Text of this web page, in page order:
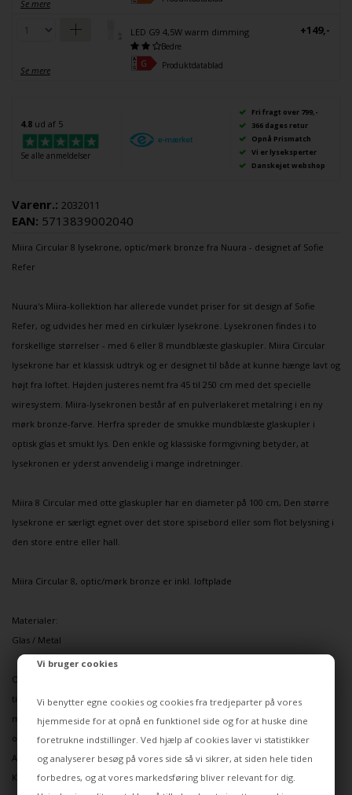
Vi bruger cookies
Vi benytter egne cookies og cookies fra tredjeparter på vores
hjemmeside for at opnå en funktionel side og for at huske dine
foretrukne indstillinger. Ved hjælp af cookies laver vi statistikker
og analyserer besøg på vores side så vi sikrer, at siden hele tiden
forbedres, og at vores markedsføring bliver relevant for dig.
Se mere
Se mere
LED G9 4,5W warm dimming
Bedre
Produktdatablad
+149,-
4.8 ud af 5
Se alle anmeldelser
Fri fragt over 799,-
366 dages retur
Opnå Prismatch
Vi er lyseksperter
Danskejet webshop
Varenr.: 2032011
EAN: 5713839002040
Miira Circular 8 lysekrone, optic/mørk bronze fra Nuura - designet af Sofie
Refer
Nuura's Miira-kollektion har allerede vundet priser for sit design af Sofie
Refer, og udvides her med en cirkulær lysekrone. Lysekronen findes i to
forskellige størrelser - med 6 eller 8 mundblæste glaskupler. Miira Circular
lysekrone har et klassisk udtryk og er designet til både at kunne hænge lavt og
højt fra loftet. Højden justeres nemt fra 45 til 250 cm med det specielle
wiresystem. Miira-lysekronen består af en pulverlakeret metalring i en ny
mørk bronze-farve. Herfra spreder de smukke mundblæste glaskupler i
optisk glas et smukt lys. Den enkle og klassiske formgivning betyder, at
lysekronen er yderst anvendelig i mange indretninger.
Miira 8 Circular med otte glaskupler har en diameter på 100 cm, Den større
lysekrone er særligt egnet over det store spisebord eller som flot belysning i
den store entre eller hall.
Miira Circular 8, optic/mørk bronze er inkl. loftplade
Materialer:
Glas / Metal
OBS!! Pga lampens størrelse kan den ikke sendes på almindelige vilkår. Der
tillægges derfor et fragtgebyr (beløb angives i kurven). Ligeledes skal varen
muligvis leveres på en palle, som sættes ved vejkant. Nærmere kan aftales
omkring leveringsdag.
Alternativt kan lampen hentes på vores lager i Solrød eller i vores butik i
København eller Aarhus efter nærmere aftale.